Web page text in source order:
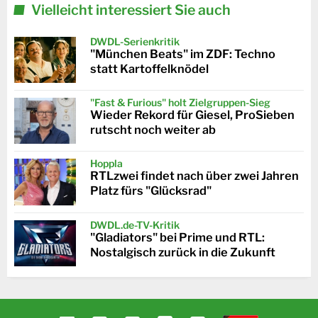
Vielleicht interessiert Sie auch
DWDL-Serienkritik
"München Beats" im ZDF: Techno
statt Kartoffelknödel
"Fast & Furious" holt Zielgruppen-Sieg
Wieder Rekord für Giesel, ProSieben
rutscht noch weiter ab
Hoppla
RTLzwei findet nach über zwei Jahren
Platz fürs "Glücksrad"
DWDL.de-TV-Kritik
"Gladiators" bei Prime und RTL:
Nostalgisch zurück in die Zukunft